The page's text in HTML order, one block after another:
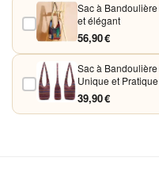
Sac à
et élégant
56,90 €
Sac à
Unique et Pratique
39,90 €